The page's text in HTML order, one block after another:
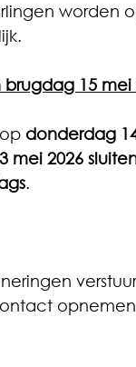
worden
15 mei
op donderdag
mei 2026
.